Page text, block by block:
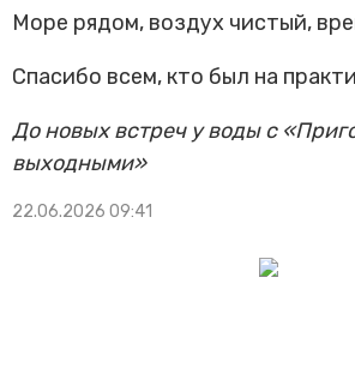
Трансфер пассажиров
Море рядом, воздух чистый,
Спасибо всем, кто был на
До новых встреч у воды с
выходными»
22.06.2026 09:41